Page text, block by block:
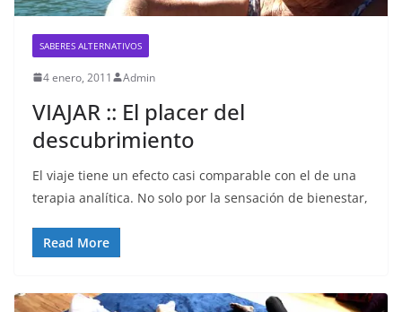
SABERES ALTERNATIVOS
4 enero, 2011 Admin
VIAJAR :: El placer del
descubrimiento
El viaje tiene un efecto casi comparable con el de una
terapia analítica. No solo por la sensación de bienestar,
Read More